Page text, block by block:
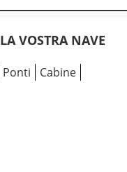
LA VOSTRA NAVE
Ponti Cabine